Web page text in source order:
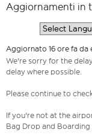
Aggiornamenti in
Aggiornato 16 ore fa da
We're sorry for the
delay where possible.
Please continue to
If you're not at the
Bag Drop and